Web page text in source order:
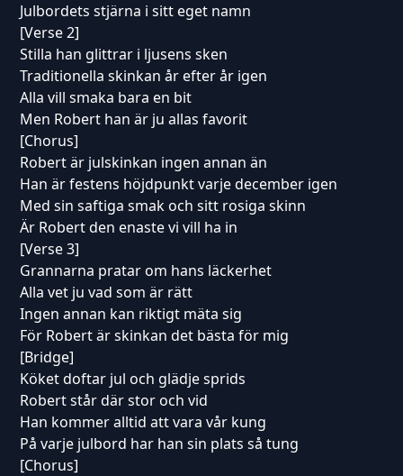
Julbordets stjärna i sitt eget namn
[Verse 2]
Stilla han glittrar i ljusens sken
Traditionella skinkan år efter år igen
Alla vill smaka bara en bit
Men Robert han är ju allas favorit
[Chorus]
Robert är julskinkan ingen annan än
Han är festens höjdpunkt varje december igen
Med sin saftiga smak och sitt rosiga skinn
Är Robert den enaste vi vill ha in
[Verse 3]
Grannarna pratar om hans läckerhet
Alla vet ju vad som är rätt
Ingen annan kan riktigt mäta sig
För Robert är skinkan det bästa för mig
[Bridge]
Köket doftar jul och glädje sprids
Robert står där stor och vid
Han kommer alltid att vara vår kung
På varje julbord har han sin plats så tung
[Chorus]